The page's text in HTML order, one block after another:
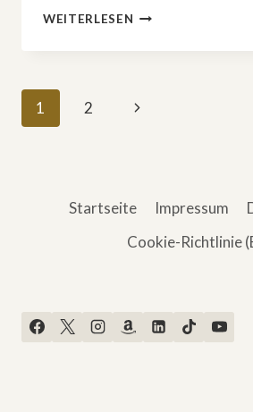
WEITERLESEN TRUE
»FRED
WEST:
Seitennavigation
1 2
Nächste
Startseite Impressum
Cookie-Richtlinie